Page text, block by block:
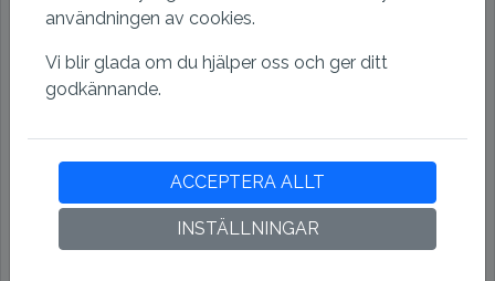
VIES
E-post
användningen av cookies.
Vi blir glada om du hjälper oss och ger ditt
godkännande.
ACCEPTERA ALLT
INSTÄLLNINGAR